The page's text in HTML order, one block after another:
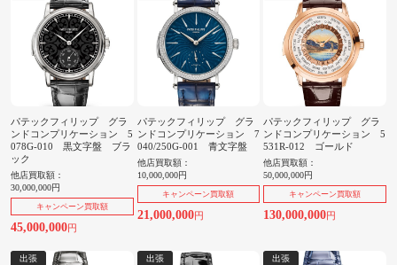
パテックフィリップ グラ
ンドコンプリケーション 5
078G-010 黒文字盤 ブラ
ック
他店買取額：
30,000,000円
キャンペーン買取額
45,000,000円
パテックフィリップ グラ
ンドコンプリケーション 7
040/250G-001 青文字盤
他店買取額：
10,000,000円
キャンペーン買取額
21,000,000円
パテックフィリップ グラ
ンドコンプリケーション 5
531R-012 ゴールド
他店買取額：
50,000,000円
キャンペーン買取額
130,000,000円
出張 出張 出張